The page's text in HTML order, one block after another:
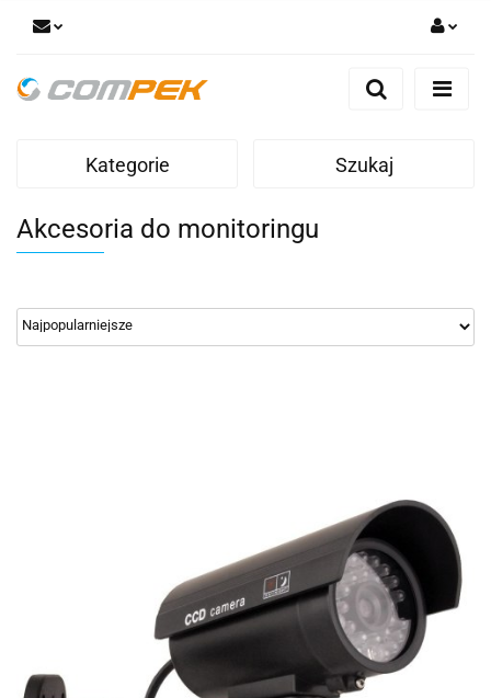
Zaloguj się
Zgody cookies
Kategorie Szukaj
Akcesoria do monitoringu